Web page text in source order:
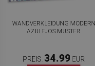
WANDVERKLEIDUNG MODERN
AZULEJOS MUSTER
PREIS: 34.99 EUR